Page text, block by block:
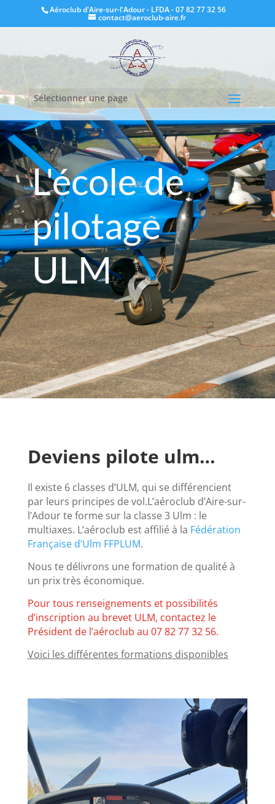
Aéroclub d'Aire-sur-l'Adour - LFDA - 07 82 77 32 56
contact@aeroclub-aire.fr
Sélectionner une page
L'école de
pilotage
ULM
Deviens pilote ulm…
Il existe 6 classes d’ULM, qui se différencient
par leurs principes de vol.L’aéroclub d’Aire-sur-
l’Adour te forme sur la classe 3 Ulm : le
multiaxes. L’aéroclub est affilié à la Fédération
Française d’Ulm FFPLUM.
Nous te délivrons une formation de qualité à
un prix très économique.
Pour tous renseignements et possibilités
d’inscription au brevet ULM, contactez le
Président de l’aéroclub au 07 82 77 32 56.
Voici les différentes formations disponibles